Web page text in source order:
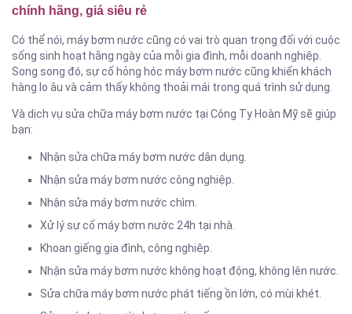
chính hãng, giá siêu rẻ
Có thể nói, máy bơm nước cũng có vai trò quan trọng đối với cuộc
sống sinh hoạt hằng ngày của mỗi gia đình, mỗi doanh nghiệp.
Song song đó, sự cố hỏng hóc máy bơm nước cũng khiến khách
hàng lo âu và cảm thấy không thoải mái trong quá trình sử dụng.
Và dịch vụ sửa chữa máy bơm nước tại Công Ty Hoàn Mỹ sẽ giúp
bạn:
Nhận sửa chữa máy bơm nước dân dụng.
Nhận sửa máy bơm nước công nghiệp.
Nhận sửa máy bơm nước chìm.
Xử lý sự cố máy bơm nước 24h tại nhà.
Khoan giếng gia đình, công nghiệp.
Nhận sửa máy bơm nước không hoạt động, không lên nước.
Sửa chữa máy bơm nước phát tiếng ồn lớn, có mùi khét.